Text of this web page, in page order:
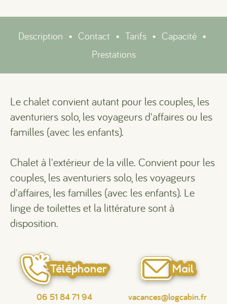
Description • Contact • Tarifs • Capacité •
Prestations
Le chalet convient autant pour les couples, les
aventuriers solo, les voyageurs d'affaires ou les
familles (avec les enfants).
Chalet à l'extérieur de la ville. Convient pour les
couples, les aventuriers solo, les voyageurs
d'affaires, les familles (avec les enfants). Le
linge de toilettes et la littérature sont à
disposition.
Téléphoner
06 51 84 71 94
Mail
vacances@logcabin.fr